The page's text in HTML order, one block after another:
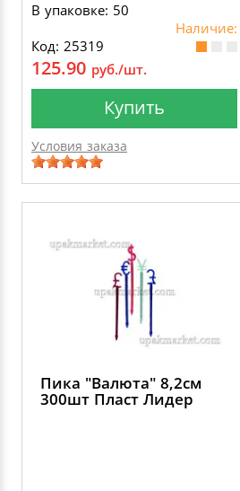
В упаковке: 50
Наличие:
Код: 25319
125.90 руб./шт.
Купить
Условия заказа
Пика "Валюта" 8,2см
300шт Пласт Лидер